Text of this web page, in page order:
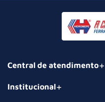
Central de atendimento
Institucional